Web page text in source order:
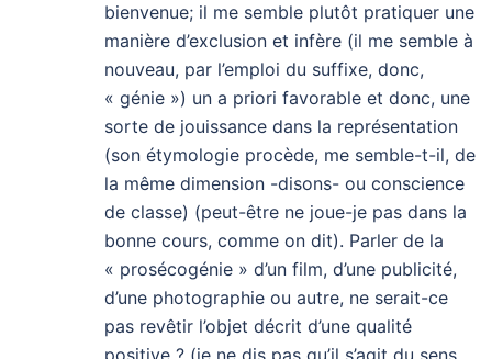
bienvenue; il me semble plutôt pratiquer une
manière d’exclusion et infère (il me semble à
nouveau, par l’emploi du suffixe, donc,
« génie ») un a priori favorable et donc, une
sorte de jouissance dans la représentation
(son étymologie procède, me semble-t-il, de
la même dimension -disons- ou conscience
de classe) (peut-être ne joue-je pas dans la
bonne cours, comme on dit). Parler de la
« prosécogénie » d’un film, d’une publicité,
d’une photographie ou autre, ne serait-ce
pas revêtir l’objet décrit d’une qualité